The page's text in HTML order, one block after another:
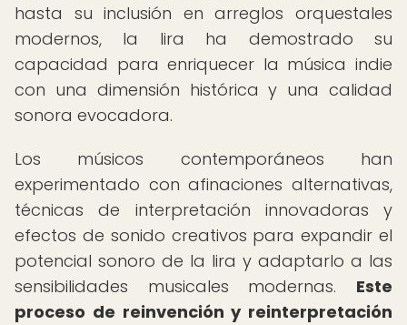
hasta su inclusión en arreglos orquestales
modernos, la lira ha demostrado su
capacidad para enriquecer la música indie
con una dimensión histórica y una calidad
sonora evocadora.
Los músicos contemporáneos han
experimentado con afinaciones alternativas,
técnicas de interpretación innovadoras y
efectos de sonido creativos para expandir el
potencial sonoro de la lira y adaptarlo a las
sensibilidades musicales modernas. Este
proceso de reinvención y reinterpretación